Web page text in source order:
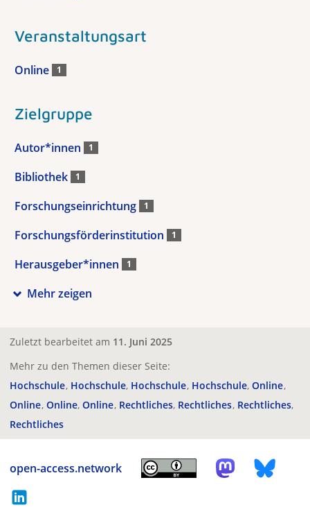
Veranstaltungsart
Online 1
Zielgruppe
Autor*innen 1
Bibliothek 1
Forschungseinrichtung 1
Forschungsförderinstitution 1
Herausgeber*innen 1
Mehr zeigen
Zuletzt bearbeitet am 11. Juni 2025
Mehr zu den Themen dieser Seite:
Hochschule Hochschule Hochschule Hochschule Online
Online Online Online Rechtliches Rechtliches Rechtliches
Rechtliches
open-access.network